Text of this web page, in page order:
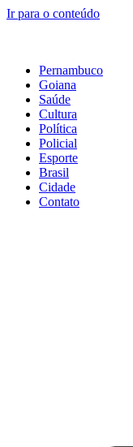
Ir para o conteúdo
Pernambuco
Goiana
Saúde
Cultura
Política
Policial
Esporte
Brasil
Cidade
Contato